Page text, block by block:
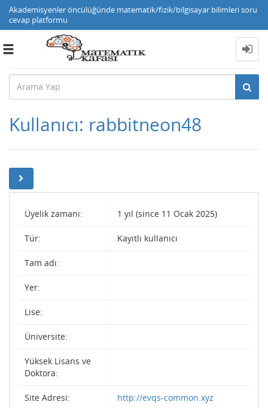
Akademisyenler öncülüğünde matematik/fizik/bilgisayar bilimleri soru
cevap platformu
Toggle
Kullanıcı: rabbitneon48
Üyelik zamanı: 1 yıl (since 11 Ocak 2025)
Tür: Kayıtlı kullanıcı
Tam adı:
Yer:
Lise:
Üniversite:
Yüksek Lisans ve
Doktora:
Site Adresi: http://evqs-common.xyz